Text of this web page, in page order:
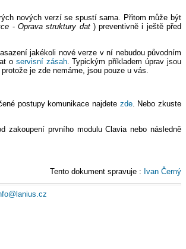
nových verzí se spustí sama. Přitom může být
-Oprava struktury dat) preventivně i ještě před
jakékoli nové verze v ní nebudou původním
o servisní zásah. Typickým příkladem úprav jsou
je zde nemáme, jsou pouze u vás.
postupy komunikace najdete zde. Nebo zkuste
prvního modulu Clavia nebo následně
Tento dokument spravuje : Ivan Černý